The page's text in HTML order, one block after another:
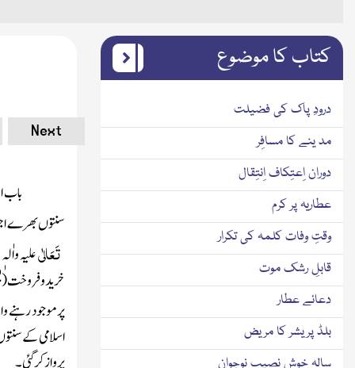
Next
باب
سنتوں بھرے
تَعَالٰیعلیہ
خریدوفروخت
پرموجود رہنے
اسلامی کے
پرواز کر گئی۔
کتاب کا موضوع
درودِ پاک کی فضیلت
مد ینے کا مسافِر
دوران اِعتِکاف اِنتِقال
عطاریہ پر کرم
وقتِ وفات کلمہ کی تکرار
قابلِ رشک موت
دعائے عطار
بلڈ پریشر کا مریض
سالہ خوش نصیب نوجوان